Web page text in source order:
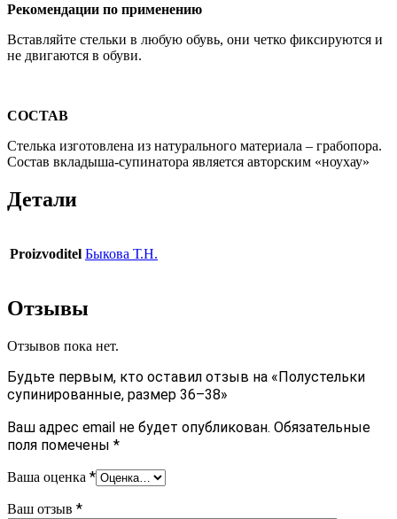
Рекомендации по применению
Вставляйте стельки в любую обувь, они четко фиксируются и
не двигаются в обуви.
СОСТАВ
Стелька изготовлена из натурального материала – грабопора.
Состав вкладыша-супинатора является авторским «ноу­хау»
Детали
Proizvoditel Быкова Т.Н.
Отзывы
Отзывов пока нет.
Будьте первым, кто оставил отзыв на «Полустельки
супинированные, размер 36–38»
Ваш адрес email не будет опубликован. Обязательные
поля помечены *
Ваша оценка *
Ваш отзыв *